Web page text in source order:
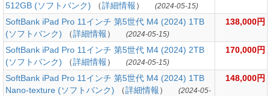
512GB (ソフトバンク)
（詳細情報） (2024-05-15)
SoftBank iPad Pro 11インチ 第5世代 M4 (2024) 1TB
(ソフトバンク)
（詳細情報） (2024-05-15)
138,000円
SoftBank iPad Pro 11インチ 第5世代 M4 (2024) 2TB
(ソフトバンク)
（詳細情報） (2024-05-15)
170,000円
SoftBank iPad Pro 11インチ 第5世代 M4 (2024) 1TB
Nano-texture (ソフトバンク)
（詳細情報）
(2024-05-
148,000円